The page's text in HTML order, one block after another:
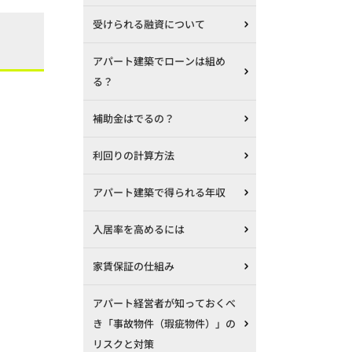
受けられる融資について
アパート建築でローンは組め
る？
補助金はでるの？
利回りの計算方法
アパート建築で得られる年収
入居率を高めるには
家賃保証の仕組み
アパート経営者が知っておくべ
き「事故物件（瑕疵物件）」の
リスクと対策